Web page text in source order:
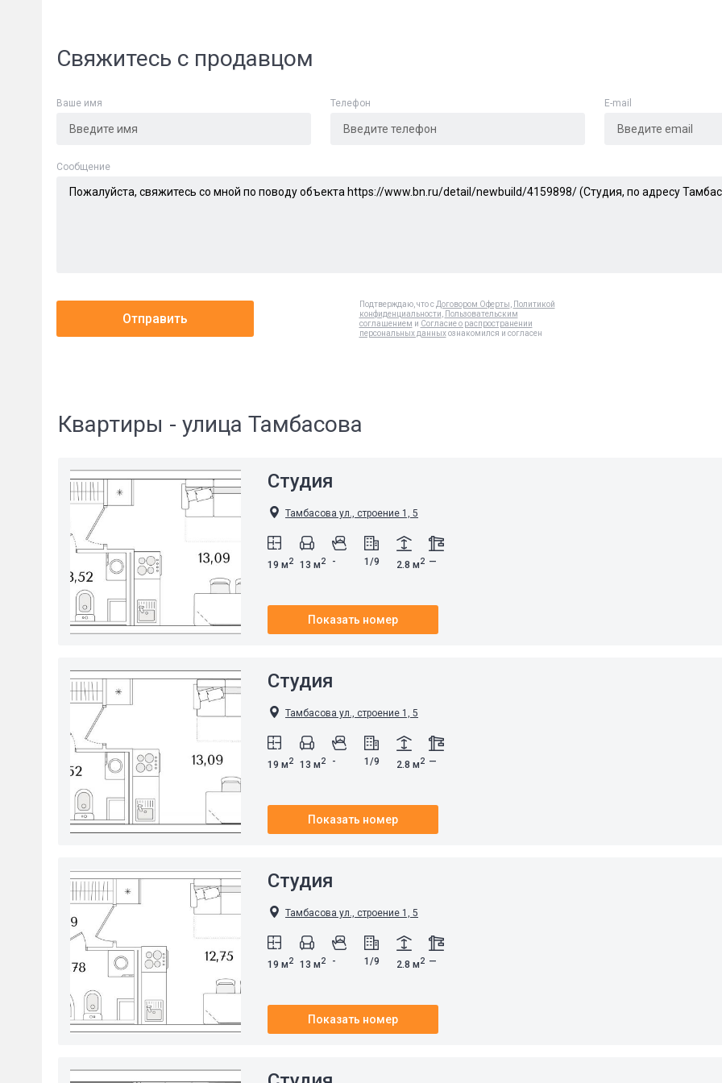
Свяжитесь с продавцом
Ваше имя Телефон E-mail
Cообщение
Отправить
Подтверждаю, что с Договором Оферты
Политикой
конфиденциальности
Пользовательским
соглашением и Согласие о распространении
персональных данныхознакомился и согласен
Квартиры - улица Тамбасова
Студия
Тамбасова ул., строение 1, 5
19 м2 13 м2 - 1/9 2.8 м2 —
Показать номер
Студия
Тамбасова ул., строение 1, 5
19 м2 13 м2 - 1/9 2.8 м2 —
Показать номер
Студия
Тамбасова ул., строение 1, 5
19 м2 13 м2 - 1/9 2.8 м2 —
Показать номер